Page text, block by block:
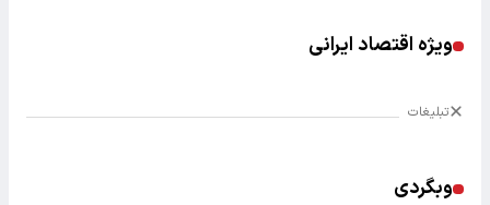
ویژه اقتصاد ایرانی
تبلیغات
وبگردی